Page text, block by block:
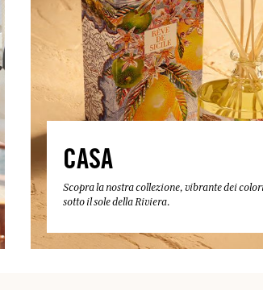
CASA
Scopra la nostra collezione, vibrante dei
sotto il sole della Riviera.